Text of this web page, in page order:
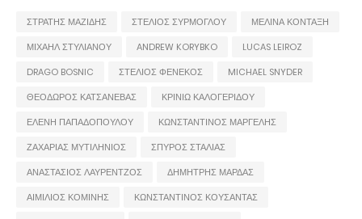
ΣΤΡΑΤΗΣ ΜΑΖΙΔΗΣ ΣΤΕΛΙΟΣ ΣΥΡΜΟΓΛΟΥ
ΜΕΛΙΝΑ ΚΟΝΤΑΞΗ
ΜΙΧΑΗΛ ΣΤΥΛΙΑΝΟΥ
ANDREW KORYBKO
LUCAS LEIROZ
DRAGO BOSNIC
ΣΤΕΛΙΟΣ ΦΕΝΕΚΟΣ
MICHAEL SNYDER
ΘΕΟΔΩΡΟΣ ΚΑΤΣΑΝΕΒΑΣ
ΚΡΙΝΙΩ ΚΑΛΟΓΕΡΙΔΟΥ
ΕΛΕΝΗ ΠΑΠΑΔΟΠΟΥΛΟΥ
ΚΩΝΣΤΑΝΤΙΝΟΣ ΜΑΡΓΕΛΗΣ
ΖΑΧΑΡΙΑΣ ΜΥΤΙΛΗΝΙΟΣ
ΣΠΥΡΟΣ ΣΤΑΛΙΑΣ
ΑΝΑΣΤΑΣΙΟΣ ΛΑΥΡΕΝΤΖΟΣ
ΔΗΜΗΤΡΗΣ ΜΑΡΔΑΣ
ΑΙΜΙΛΙΟΣ ΚΟΜΙΝΗΣ
ΚΩΝΣΤΑΝΤΙΝΟΣ ΚΟΥΣΑΝΤΑΣ